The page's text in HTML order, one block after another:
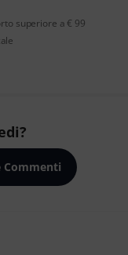
superiore a € 99
Commenti